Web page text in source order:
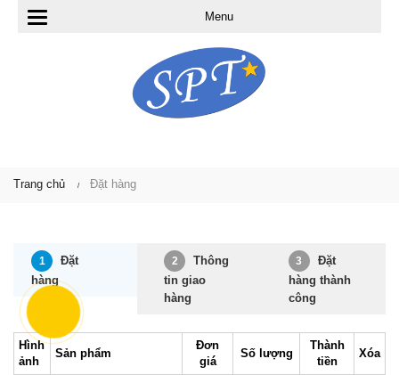
T
e
v
g
a
Menu
Trang chủ Đặt hàng
1
Đặt
hàng
2
Thông
tin giao
hàng
3
Đặt
hàng thành
công
Hình
ảnh
Sản phẩm
Đơn
giá
Số lượng
Thành
tiền
Xóa